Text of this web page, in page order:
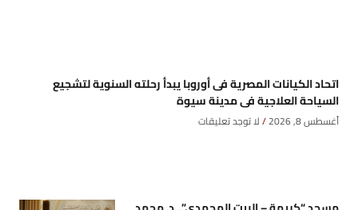
اتحاد الكيانات المصرية فى أوروبا يبدأ رحلته السنوية لتشجيع
السياحة العلاجية فى مدينة سيوة
أغسطس 8, 2026 لا توجد تعليقات